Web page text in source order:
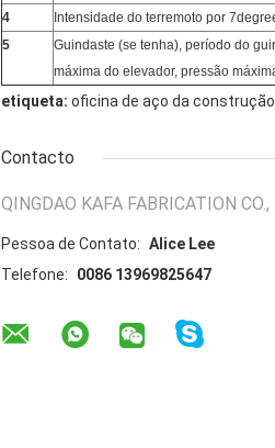
4
Intensidade do terremoto por
5
Guindaste (se tenha), período do
máxima do elevador, pressão
etiqueta: oficina de aço da construção
Contacto
QINGDAO KAFA FABRICATION CO.,
Pessoa de Contato: Alice Lee
Telefone:
0086 13969825647